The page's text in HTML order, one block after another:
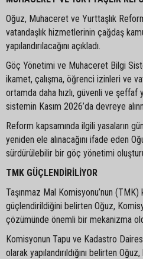
Oğuz, Muhaceret ve Yurttaşlık
vatandaşlık hizmetlerinin çağdaş
yapılandırılacağını açıkladı.
Göç Yönetimi ve Muhaceret Bilgi
ikamet, çalışma, öğrenci izinleri ve
ortamda daha hızlı, güvenli ve
sistemin Kasım 2026’da devreye
Reform kapsamında ilgili yasaların
yeniden ele alınacağını ifade eden
sürdürülebilir bir göç yönetimi
TMK GÜÇLENDİRİLİYOR
Taşınmaz Mal Komisyonu’nun (TMK)
güçlendirildiğini belirten Oğuz,
çözümünde önemli bir mekanizma
Komisyonun Tapu ve Kadastro
olarak yapılandırıldığını belirten